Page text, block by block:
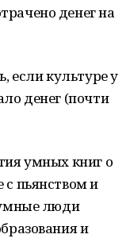
денег на
если культуре у
денег (почти
умных книг о
пьянством и
люди
и